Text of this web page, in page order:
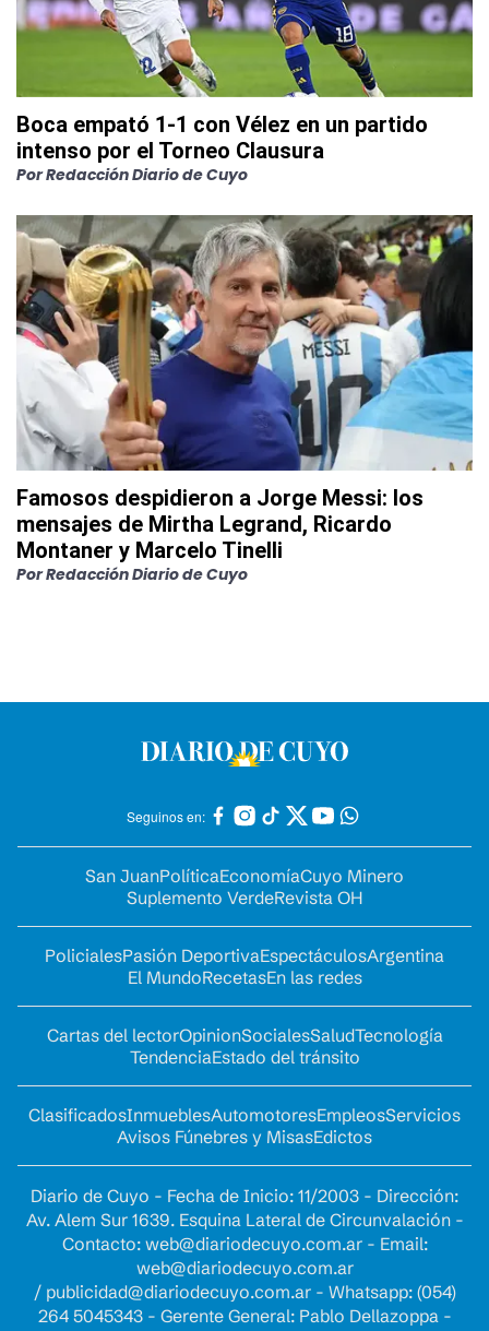
Boca empató 1-1 con Vélez en un partido
intenso por el Torneo Clausura
PorRedacción Diario de Cuyo
Famosos despidieron a Jorge Messi: los
mensajes de Mirtha Legrand, Ricardo
Montaner y Marcelo Tinelli
PorRedacción Diario de Cuyo
Seguinos en:
San JuanPolíticaEconomíaCuyo Minero
Suplemento VerdeRevista OH
PolicialesPasión DeportivaEspectáculosArgentina
El MundoRecetasEn las redes
Cartas del lectorOpinionSocialesSaludTecnología
TendenciaEstado del tránsito
ClasificadosInmueblesAutomotoresEmpleosServicios
Avisos Fúnebres y MisasEdictos
Diario de Cuyo - Fecha de Inicio: 11/2003 - Dirección:
Av. Alem Sur 1639. Esquina Lateral de Circunvalación -
Contacto: web@diariodecuyo.com.ar- Email:
web@diariodecuyo.com.ar
/ publicidad@diariodecuyo.com.ar- Whatsapp: (054)
264 5045343 - Gerente General: Pablo Dellazoppa -